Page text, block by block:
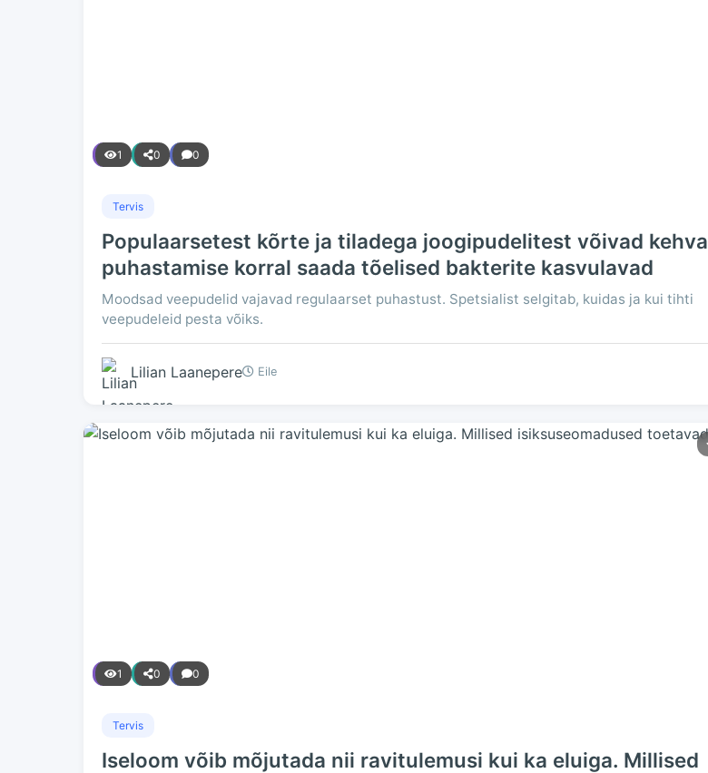
1 0 0
Tervis
Populaarsetest kõrte ja tiladega joogipudelitest võivad kehva
puhastamise korral saada tõelised bakterite kasvulavad
Moodsad veepudelid vajavad regulaarset puhastust. Spetsialist selgitab, kuidas ja kui tihti
veepudeleid pesta võiks.
Lilian Laanepere Eile
1 0 0
Tervis
Iseloom võib mõjutada nii ravitulemusi kui ka eluiga. Millised